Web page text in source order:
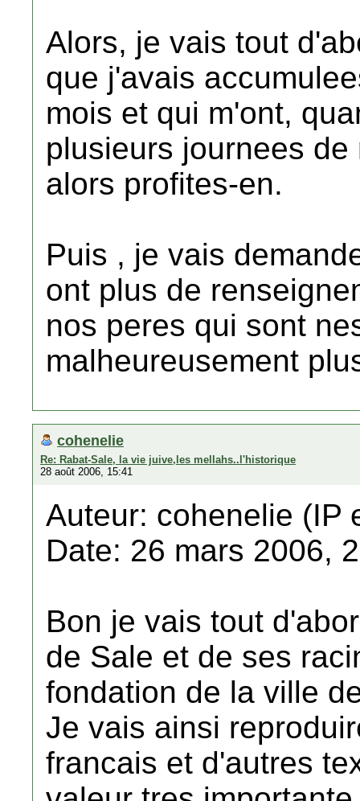
Alors, je vais tout
que j'avais
mois et qui m'ont,
plusieurs journees
alors profites-en.
Puis , je vais
ont plus de
nos peres qui sont
malheureusement
cohenelie
Re: Rabat-Sale, la vie juive,les mellahs..l'historique
28 août 2006, 15:41
Auteur: cohenelie (IP
Date: 26 mars 2006,
Bon je vais tout
de Sale et de ses
fondation de la ville
Je vais ainsi
francais et d'autres